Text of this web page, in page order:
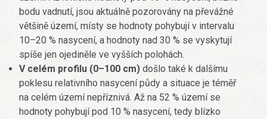
bodu vadnutí, jsou aktuálně pozorovány na převážné
většině území, místy se hodnoty pohybují v intervalu
10–20 % nasycení, a hodnoty nad 30 % se vyskytují
spíše jen ojediněle ve vyšších polohách.
V celém profilu (0–100 cm) došlo také k dalšímu
poklesu relativního nasycení půdy a situace je téměř
na celém území nepříznivá. Až na 52 % území se
hodnoty pohybují pod 10 % nasycení, tedy blízko